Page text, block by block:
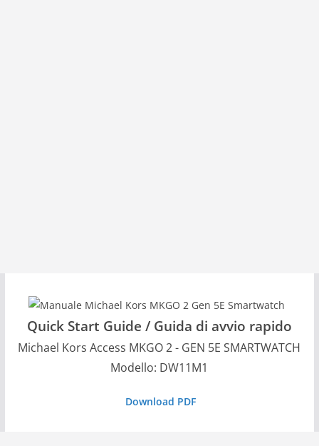
Quick Start Guide / Guida di avvio rapido
Michael Kors Access MKGO 2 - GEN 5E SMARTWATCH
Modello: DW11M1
Download PDF